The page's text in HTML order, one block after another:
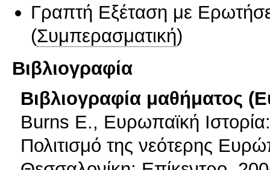
Γραπτή Εξέταση με
(Συμπερασματική)
Βιβλιογραφία
Βιβλιογραφία μαθήματος
Burns E., Ευρωπαϊκή
Πολιτισμό της νεότερης